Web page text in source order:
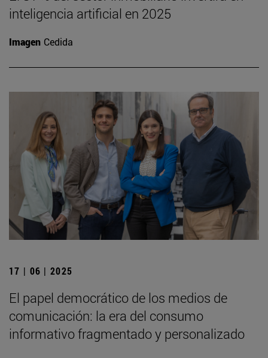
inteligencia artificial en 2025
Imagen Cedida
17 | 06 | 2025
El papel democrático de los medios de
comunicación: la era del consumo
informativo fragmentado y personalizado